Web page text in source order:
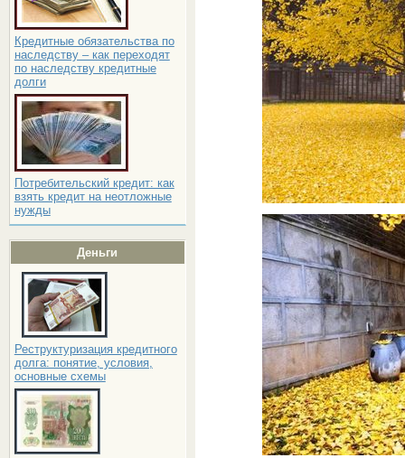
Кредитные обязательства по
наследству – как переходят
по наследству кредитные
долги
Потребительский кредит: как
взять кредит на неотложные
нужды
Деньги
Реструктуризация кредитного
долга: понятие, условия,
основные схемы